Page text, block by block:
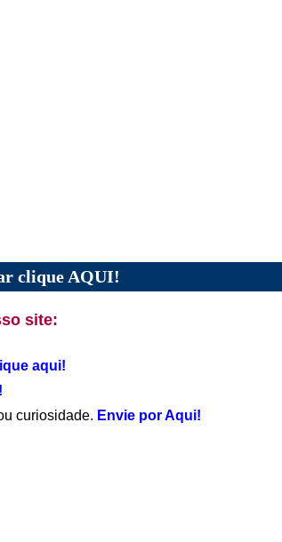
clique AQUI!
site:
aqui!
curiosidade. Envie por Aqui!